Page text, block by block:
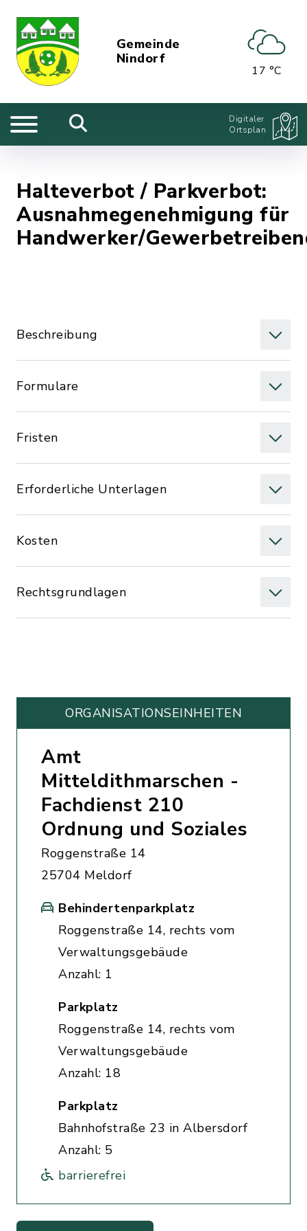
Gemeinde
Nindorf
17 °C
Digitaler
Ortsplan
Halteverbot / Parkverbot:
Ausnahmegenehmigung für
Handwerker/
Beschreibung
Formulare
Fristen
Erforderliche Unterlagen
Kosten
Rechtsgrundlagen
ORGANISATIONS­EINHEITEN
Amt
Mitteldithmarschen -
Fachdienst 210
Ordnung und Soziales
Roggenstraße 14
25704 Meldorf
Behindertenparkplatz
Roggenstraße 14, rechts vom
Verwaltungsgebäude
Anzahl: 1
Parkplatz
Roggenstraße 14, rechts vom
Verwaltungsgebäude
Anzahl: 18
Parkplatz
Bahnhofstraße 23 in Albersdorf
Anzahl: 5
barrierefrei